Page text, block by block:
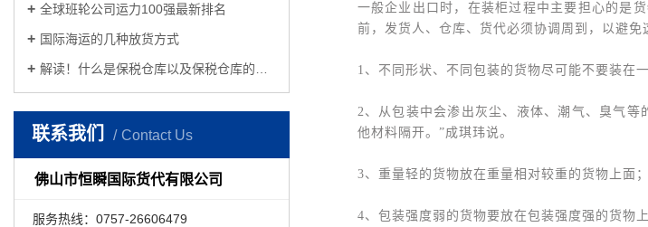
全球班轮公司运力100强最新排名
国际海运的几种放货方式
解读！什么是保税仓库以及保税仓库的设立
联系我们 Contact Us
佛山市恒瞬国际货代有限公司
服务热线：0757-26606479
一般企业出口时，在装柜过程中主要担心的是
前，发货人、仓库、货代必须协调周到，以避免
1、不同形状、不同包装的货物尽可能不要装在一
2、从包装中会渗出灰尘、液体、潮气、臭气
他材料隔开。”成琪玮说。
3、重量轻的货物放在重量相对较重的货物上面；
4、包装强度弱的货物要放在包装强度强的货物上